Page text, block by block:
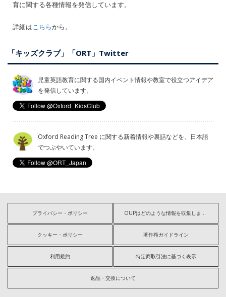
育に関する各種情報を発信しています。
詳細はこちらから。
「キッズクラブ」「ORT」Twitter
児童英語教育に関する国内イベント情報や教室で役立つアイデア
を発信しています。
Oxford Reading Tree に関する新着情報や裏話などを、日本語
でつぶやいています。
プライバシー・ポリシー OUPはどのような情報を収集しますか?
クッキー・ポリシー 著作権ガイドライン
利用規約 特定商取引法に基づく表示
返品・交換について